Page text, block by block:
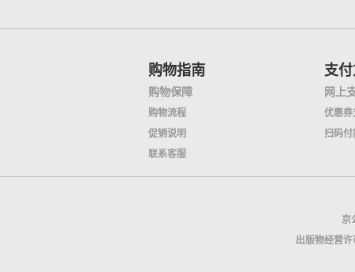
购物指南
购物保障
购物流程
促销说明
联系客服
支
网上
优惠
扫码付
京
出版物经营